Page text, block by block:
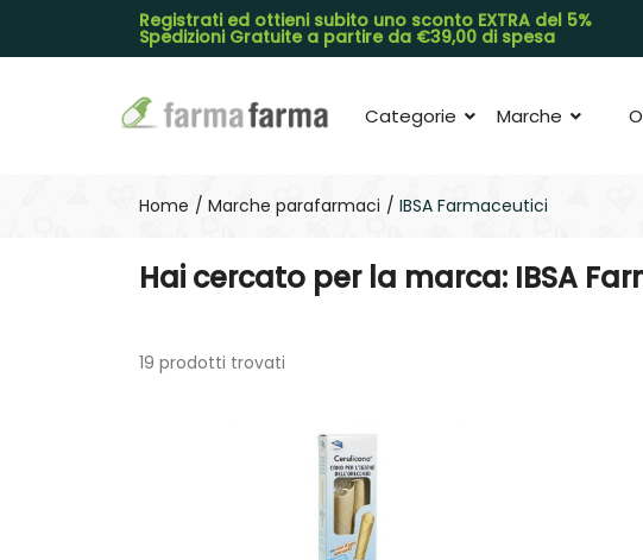
Registrati ed ottieni subito uno sconto EXTRA del 5%
Spedizioni Gratuite a partire da €39,00 di spesa
Categorie Marche
Home Marche parafarmaci IBSA Farmaceutici
Hai cercato per la marca: IBSA
19 prodotti trovati